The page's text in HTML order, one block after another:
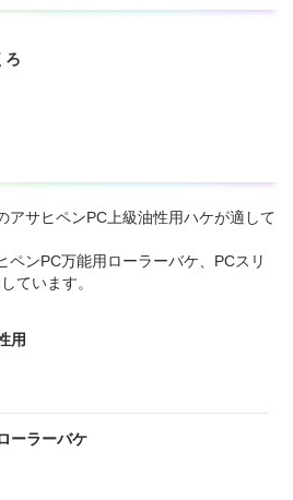
ろ
アサヒペンPC上級油性用ハケが適して
ペンPC万能用ローラーバケ、PCスリ
ています。
用
ーラーバケ